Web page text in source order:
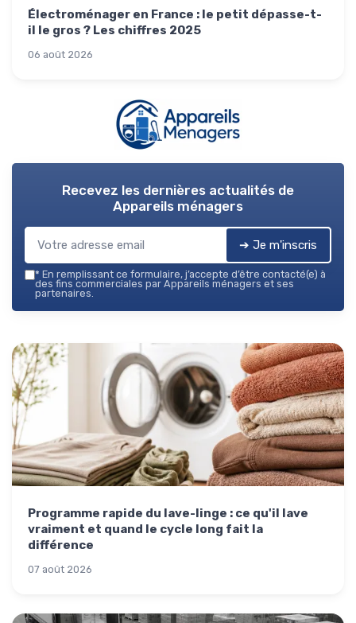
Électroménager en France : le petit dépasse-t-
il le gros ? Les chiffres 2025
06 août 2026
Recevez les dernières actualités de
Appareils ménagers
➔ Je m'inscris
* En remplissant ce formulaire, j’accepte d’être contacté(e) à
des fins commerciales par Appareils ménagers et ses
partenaires.
Programme rapide du lave-linge : ce qu'il lave
vraiment et quand le cycle long fait la
différence
07 août 2026